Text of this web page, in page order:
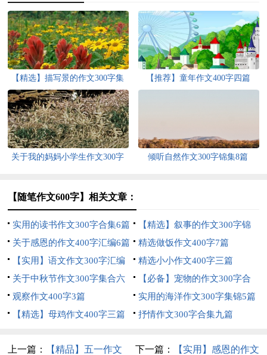
【精选】描写景的作文300字集
锦八篇
【推荐】童年作文400字四篇
关于我的妈妈小学生作文300字
倾听自然作文300字锦集8篇
【随笔作文600字】相关文章：
实用的读书作文300字合集6篇
【精选】叙事的作文300字锦
集五篇
关于感恩的作文400字汇编6篇
精选做饭作文400字7篇
【实用】语文作文300字汇编
九篇
精选小小作文400字三篇
关于中秋节作文300字集合六
篇
【必备】宠物的作文300字合
集六篇
观察作文400字3篇
实用的海洋作文300字集锦5篇
【精选】母鸡作文400字三篇
抒情作文300字合集九篇
上一篇： 【精品】五一作文 下一篇： 【实用】感恩的作文